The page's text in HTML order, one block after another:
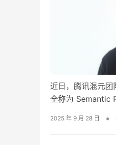
近日，腾讯混元
全称为 Semantic
2025 年 9 月 28 日 •